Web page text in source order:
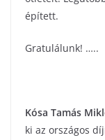
épített.
Gratulálunk! …..
Kósa Tamás
ki az országos